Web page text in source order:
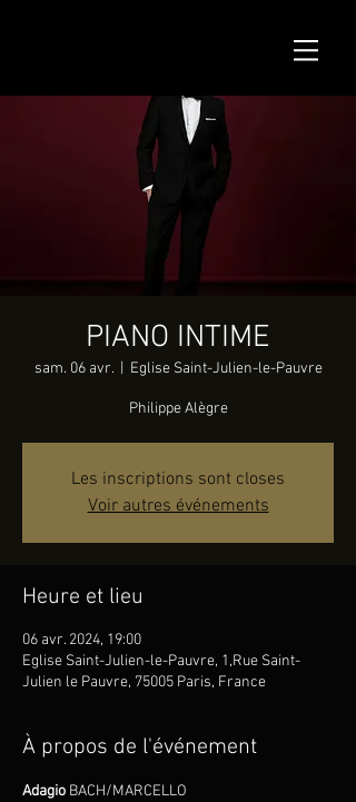
PIANO INTIME
sam. 06 avr.
  |
Eglise Saint-Julien-le-Pauvre
Philippe Alègre
Les inscriptions sont closes
Voir autres événements
Heure et lieu
06 avr. 2024, 19:00
Eglise Saint-Julien-le-Pauvre, 1,Rue Saint-
Julien le Pauvre, 75005 Paris, France
À propos de l'événement
Adagio BACH/MARCELLO